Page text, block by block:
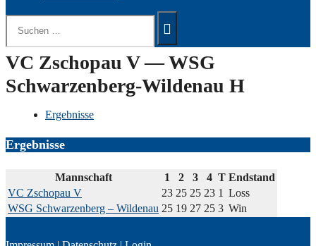
Suchen
nach:
VC Zschopau V — WSG
Schwarzenberg-Wildenau H
Ergebnisse
Ergebnisse
Mannschaft 1 2 3 4 T Endstand
VC Zschopau V
23 25 25 23 1 Loss
WSG Schwarzenberg – Wildenau 25 19 27 25 3 Win